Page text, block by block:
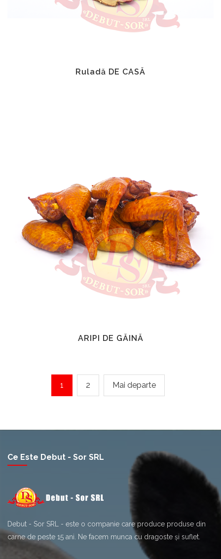
Ruladă DE CASĂ
ARIPI DE GĂINĂ
1 2 Mai departe
Ce Este Debut - Sor SRL
Debut - Sor SRL - este o companie care produce produse din
carne de peste 15 ani. Ne facem munca cu dragoste și suflet.